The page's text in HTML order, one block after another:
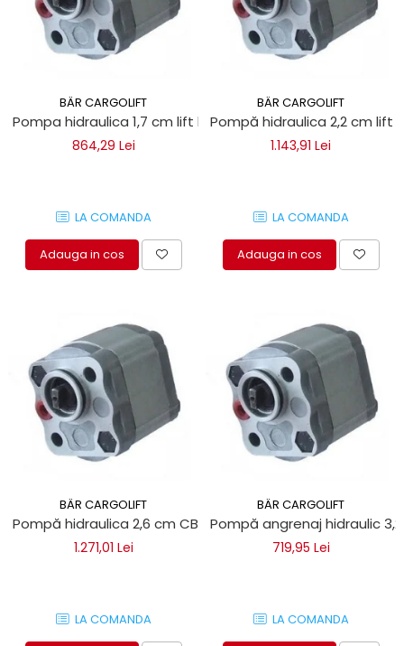
BÄR CARGOLIFT
Pompa hidraulica 1,7 cm lift hidraulic
864,29 Lei
LA COMANDA
Adauga in cos
BÄR CARGOLIFT
Pompă hidraulica 2,2 cm lift
1.143,91 Lei
LA COMANDA
Adauga in cos
BÄR CARGOLIFT
Pompă hidraulica 2,6 cm CBK Bar Cargolift
1.271,01 Lei
LA COMANDA
BÄR CARGOLIFT
Pompă angrenaj hidraulic
719,95 Lei
LA COMANDA